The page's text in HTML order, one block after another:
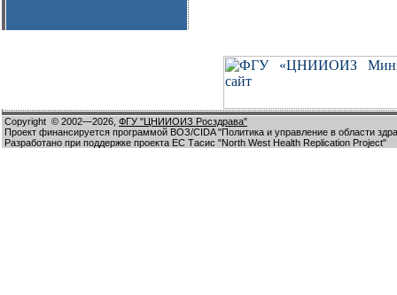
Copyright © 2002—2026, ФГУ "ЦНИИОИЗ Росздрава"
Проект финансируется программой ВОЗ/CIDA "Политика и управление в области
Разработано при поддержке проекта ЕС Тасис "North West Health Replication Project"